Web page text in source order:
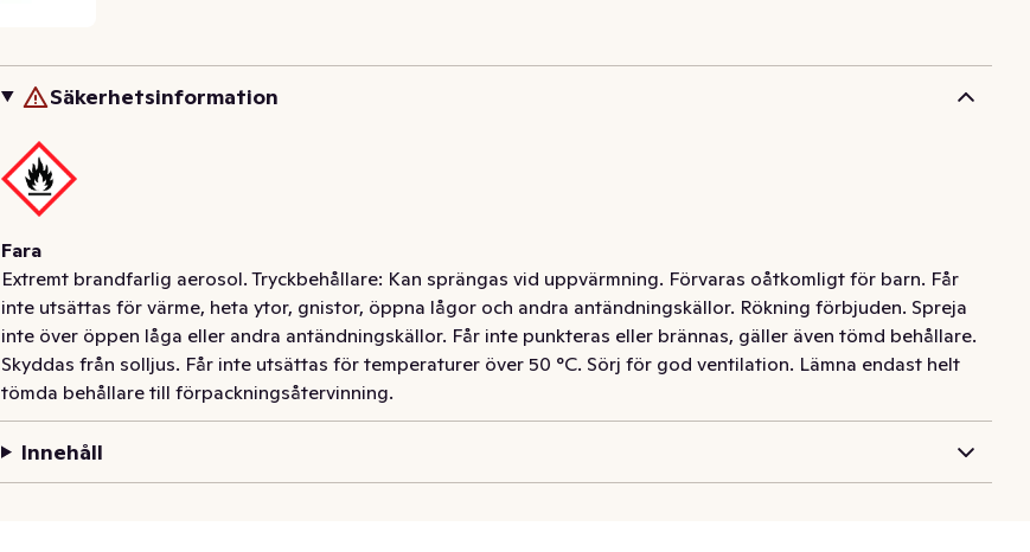
Säkerhetsinformation
Fara
Extremt brandfarlig aerosol. Tryckbehållare: Kan sprängas vid uppvärmning. Förvaras oåtkomligt för barn. Får
inte utsättas för värme, heta ytor, gnistor, öppna lågor och andra antändningskällor. Rökning förbjuden. Spreja
inte över öppen låga eller andra antändningskällor. Får inte punkteras eller brännas, gäller även tömd behållare.
Skyddas från solljus. Får inte utsättas för temperaturer över 50 °C. Sörj för god ventilation. Lämna endast helt
tömda behållare till förpackningsåtervinning.
Innehåll